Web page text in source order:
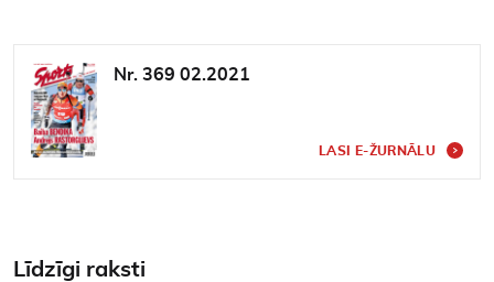
Nr. 369 02.2021
LASI E-ŽURNĀLU
Līdzīgi raksti